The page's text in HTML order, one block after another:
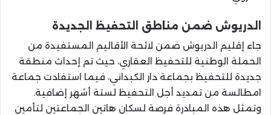
الدريوش ضمن مناطق التحفيظ الجديدة
جاء إقليم الدريوش ضمن لائحة الأقاليم المستفيدة من
الحملة الوطنية للتحفيظ العقاري، حيث تم إحداث منطقة
جديدة للتحفيظ بجماعة دار الكبداني، فيما استفادت جماعة
امطالسة من تمديد أجل التحفيظ لستة أشهر إضافية.
وتمثل هذه المبادرة فرصة لسكان هاتين الجماعتين لتأمين